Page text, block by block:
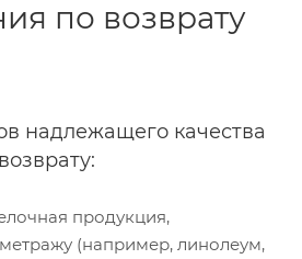
по возврату
надлежащего качества
продукция,
(например, линолеум,